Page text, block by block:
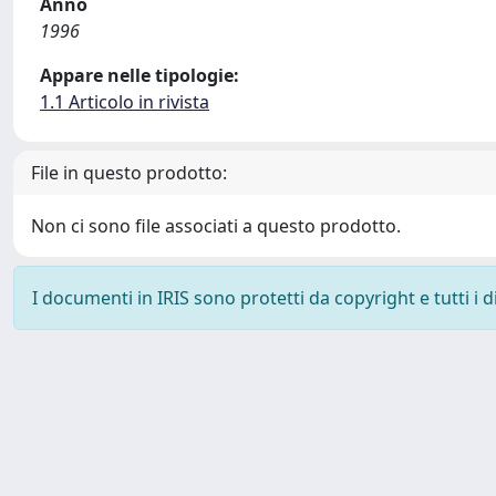
1996
Appare nelle tipologie:
1.1 Articolo in rivista
File in questo prodotto:
Non ci sono file associati a questo prodotto.
I documenti in IRIS sono protetti da copyright e tutti i